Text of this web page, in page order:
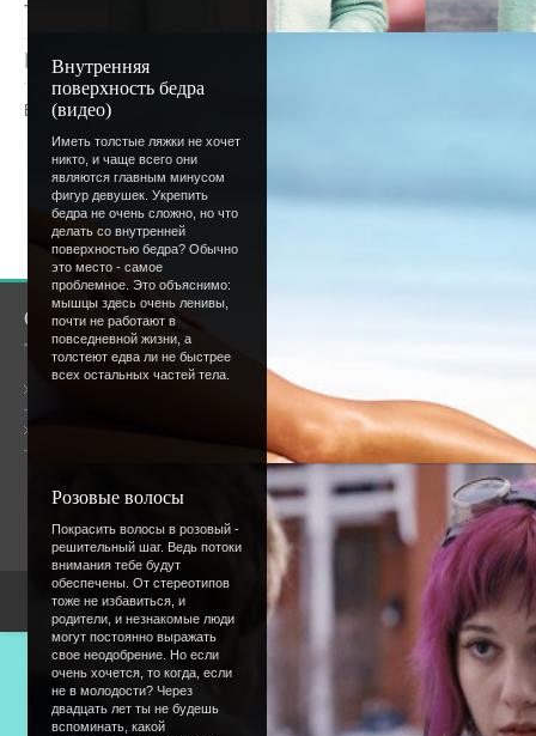
Внутренняя
поверхность бедра
(видео)
Иметь толстые ляжки не хочет
никто, и чаще всего они
являются главным минусом
фигур девушек. Укрепить
бедра не очень сложно, но что
делать со внутренней
поверхностью бедра? Обычно
это место - самое
проблемное. Это объяснимо:
мышцы здесь очень ленивы,
почти не работают в
повседневной жизни, а
толстеют едва ли не быстрее
всех остальных частей тела.
Розовые волосы
Покрасить волосы в розовый -
решительный шаг. Ведь потоки
внимания тебе будут
обеспечены. От стереотипов
тоже не избавиться, и
родители, и незнакомые люди
могут постоянно выражать
свое неодобрение. Но если
очень хочется, то когда, если
не в молодости? Через
двадцать лет ты не будешь
вспоминать, какой
так что заходи к нам почаще.;)
Просмотров
Всего комментариев
Добавлять комментарии могут
О сайте
Онлайн всего:18
Гостей:
17
Пользователей:
Femma
Copyright